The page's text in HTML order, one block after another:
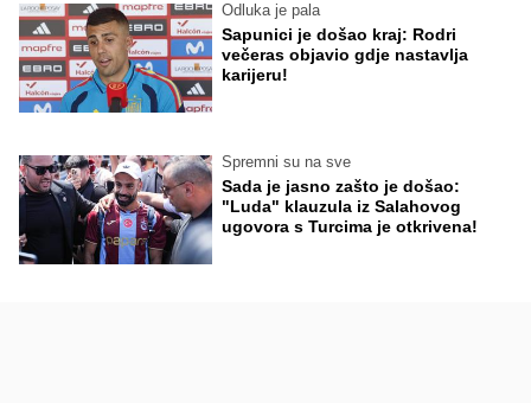
Odluka je pala
Sapunici je došao kraj: Rodri
večeras objavio gdje nastavlja
karijeru!
Spremni su na sve
Sada je jasno zašto je došao:
"Luda" klauzula iz Salahovog
ugovora s Turcima je otkrivena!